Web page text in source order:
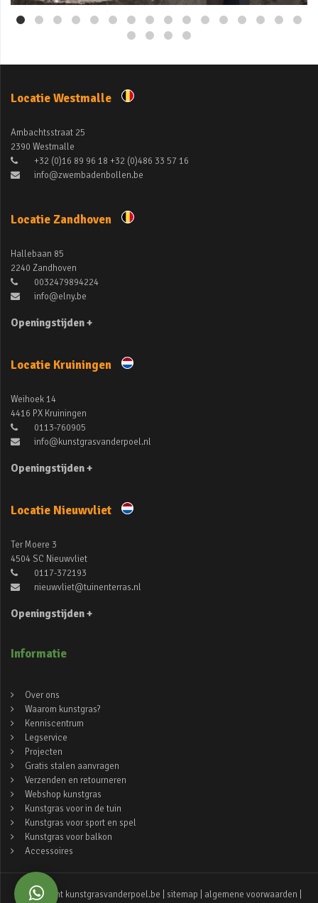
Locatie Westmalle
Ambachtsstraat 25
2390 Westmalle
+32 (0)16 89 96 18 +32 (0)486 33 57 16
info@zwembadenbollen.be
Locatie Zandhoven
Hallebaan 85
2240 Zandhoven
0032479894224
info@elny.be
Openingstijden +
Locatie Kruiningen
Weihoek 14
4416 PX Kruiningen
0113-760905
info@kunstgrasvanderpoel.nl
Openingstijden +
Locatie Nieuwvliet
Ter Moere 3
4504 SC Nieuwvliet
0117-372193
nieuwvliet@tuinenterras.nl
Openingstijden +
Informatie
Over ons
Waarom kunstgras?
Kenniscentrum
Legservice
Projecten
Gratis stalen aanvragen
Verzenden en retourneren
Webshop kunstgras
Kunstgras voor in de tuin
Kunstgras voor sport en spel
Kunstgras voor balkon
Accessoires
© copyright kunstgrasvanderpoel.be | sitemap algemene voorwaarden